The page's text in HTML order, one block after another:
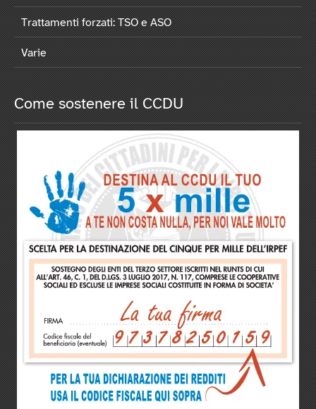
Trattamenti forzati: TSO e ASO
Varie
Come sostenere il CCDU